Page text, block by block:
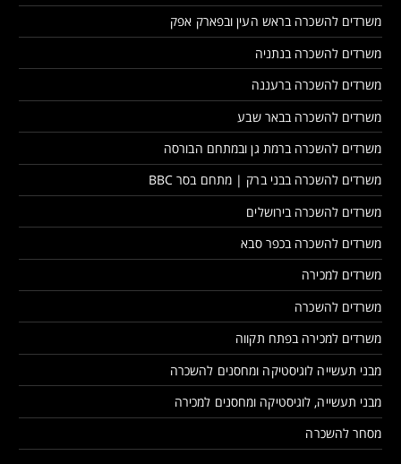
משרדים להשכרה בראש העין ובפארק אפק
משרדים להשכרה בנתניה
משרדים להשכרה ברעננה
משרדים להשכרה בבאר שבע
משרדים להשכרה ברמת גן ובמתחם הבורסה
משרדים להשכרה בבני ברק | מתחם בסר BBC
משרדים להשכרה בירושלים
משרדים להשכרה בכפר סבא
משרדים למכירה
משרדים להשכרה
משרדים למכירה בפתח תקווה
מבני תעשייה לוגיסטיקה ומחסנים להשכרה
מבני תעשייה, לוגיסטיקה ומחסנים למכירה
מסחר להשכרה